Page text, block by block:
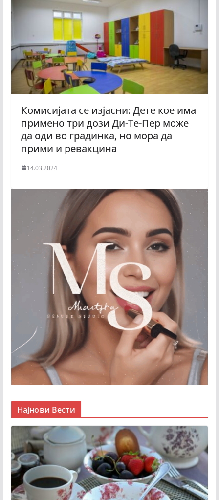
Комисијата се изјасни: Дете кое има
примено три дози Ди-Те-Пер може
да оди во градинка, но мора да
прими и ревакцина
14.03.2024
Најнови Вести